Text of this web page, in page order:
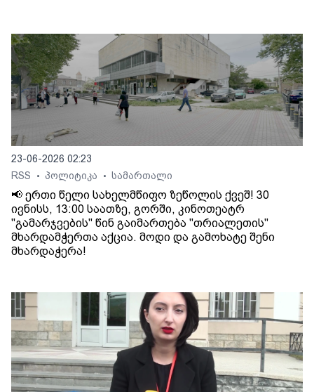
23-06-2026 02:23
RSS
• პოლიტიკა • სამართალი
📢 ერთი წელი სახელმწიფო ზეწოლის ქვეშ! 30
ივნისს, 13:00 საათზე, გორში, კინოთეატრ
"გამარჯვების" წინ გაიმართება "თრიალეთის"
მხარდამჭერთა აქცია. მოდი და გამოხატე შენი
მხარდაჭერა!